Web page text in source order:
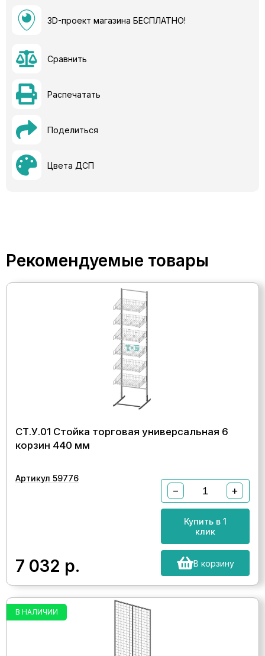
3D-проект магазина БЕСПЛАТНО!
Сравнить
Распечатать
Поделиться
Цвета ДСП
Рекомендуемые товары
СТ.У.01 Стойка торговая универсальная 6
корзин 440 мм
Артикул 59776
7 032 р.
− +
Купить в 1
клик
В корзину
В НАЛИЧИИ